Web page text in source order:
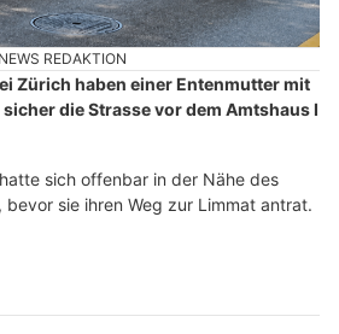
REDAKTION
Zürich haben einer Entenmutter mit
die Strasse vor dem Amtshaus I
sich offenbar in der Nähe des
sie ihren Weg zur Limmat antrat.